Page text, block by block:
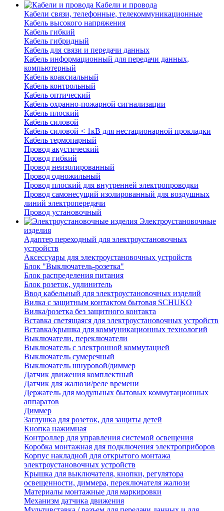
Кабели и провода
Кабели связи, телефонные, телекоммуникационные
Кабель высокого напряжения
Кабель гибкий
Кабель гибридный
Кабель для связи и передачи данных
Кабель информационный для передачи данных,
компьютерный
Кабель коаксиальный
Кабель контрольный
Кабель оптический
Кабель охранно-пожарной сигнализации
Кабель плоский
Кабель силовой
Кабель силовой < 1кВ для нестационарной прокладки
Кабель термопарный
Провод акустический
Провод гибкий
Провод неизолированный
Провод одножильный
Провод плоский для внутренней электропроводки
Провод самонесущий изолированный для воздушных
линий электропередачи
Провод установочный
Электроустановочные
изделия
Адаптер переходный для электроустановочных
устройств
Аксессуары для электроустановочных устройств
Блок "Выключатель-розетка"
Блок распределения питания
Блок розеток, удлинитель
Ввод кабельный для электроустановочных изделий
Вилка с защитным контактом бытовая SCHUKO
Вилка/розетка без защитного контакта
Вставка светящаяся для электроустановочных устройств
Вставка/крышка для коммуникационных технологий
Выключатели, переключатели
Выключатель с электронной коммутацией
Выключатель сумеречный
Выключатель шнуровой/диммер
Датчик движения комплектный
Датчик для жалюзи/реле времени
Держатель для модульных бытовых коммутационных
аппаратов
Диммер
Заглушка для розеток, для защиты детей
Кнопка нажимная
Контроллер для управления системой освещения
Коробка монтажная для подключения электроприборов
Корпус накладной для открытого монтажа
электроустановочных устройств
Крышка для выключателя, кнопки, регулятора
освещенности, диммера, переключателя жалюзи
Материалы монтажные для маркировки
Механизм датчика движения